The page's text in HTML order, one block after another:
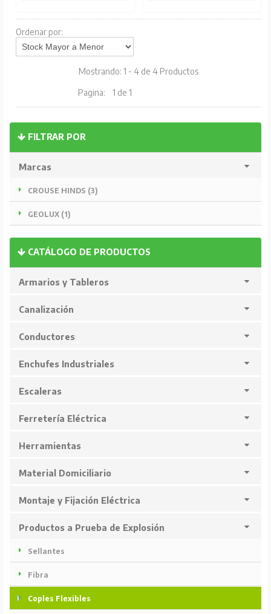
FILTRAR POR
Marcas
CROUSE HINDS (3)
GEOLUX (1)
CATÁLOGO DE PRODUCTOS
Armarios y Tableros
Canalización
Conductores
Enchufes Industriales
Escaleras
Ferretería Eléctrica
Herramientas
Material Domiciliario
Montaje y Fijación Eléctrica
Productos a Prueba de Explosión
Sellantes
Fibra
Coples Flexibles
Ordenar por:
Mostrando: 1 - 4 de 4 Productos
Pagina: 1 de 1